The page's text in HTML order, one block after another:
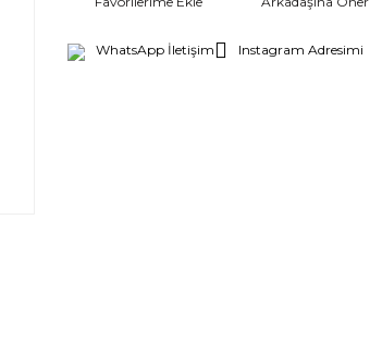
WhatsApp İletişim Instagram Adresimi